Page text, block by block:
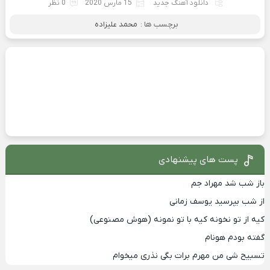
دانلود آهنگ جدید 15 مارس 2020 0 نظر
برچسب ها : محمد علیزاده
پست های پیشنهادی
باز شب شد مهراد جم
از شب بپرسید یوسف زمانی
کیه از تو نخونه کیه با تو نمونه (هوش مصنوعی)
گفته بودم هونام
تسبیح شی من مهرم برات بگی نذری میخوام